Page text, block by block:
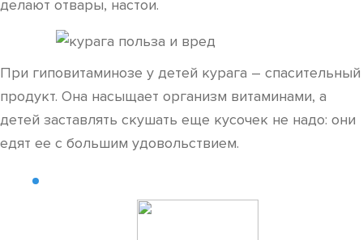
делают отвары, настои.
При гиповитаминозе у детей курага – спасительный
продукт. Она насыщает организм витаминами, а
детей заставлять скушать еще кусочек не надо: они
едят ее с большим удовольствием.